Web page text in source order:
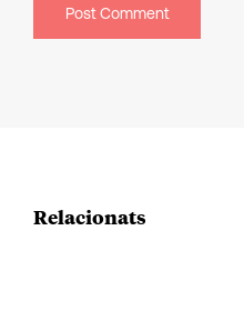
Relacionats